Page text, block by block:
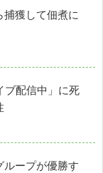
獲して佃煮に
ブ配信中」に死
ループが優勝す